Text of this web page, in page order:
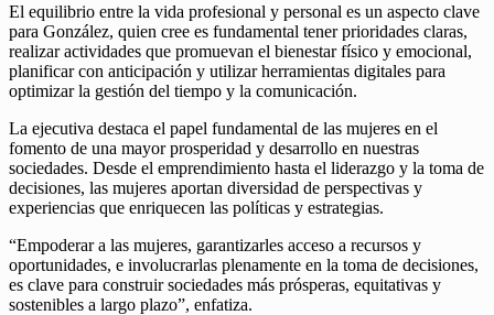
El equilibrio entre la vida profesional y personal es un aspecto clave
para González, quien cree es fundamental tener prioridades claras,
realizar actividades que promuevan el bienestar físico y emocional,
planificar con anticipación y utilizar herramientas digitales para
optimizar la gestión del tiempo y la comunicación.
La ejecutiva destaca el papel fundamental de las mujeres en el
fomento de una mayor prosperidad y desarrollo en nuestras
sociedades. Desde el emprendimiento hasta el liderazgo y la toma de
decisiones, las mujeres aportan diversidad de perspectivas y
experiencias que enriquecen las políticas y estrategias.
“Empoderar a las mujeres, garantizarles acceso a recursos y
oportunidades, e involucrarlas plenamente en la toma de decisiones,
es clave para construir sociedades más prósperas, equitativas y
sostenibles a largo plazo”, enfatiza.